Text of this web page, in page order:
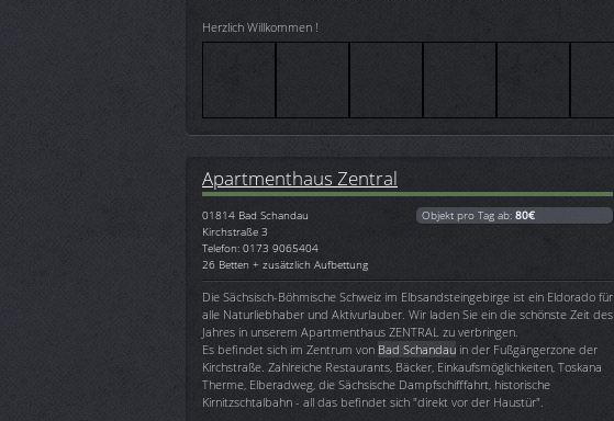
Herzlich Willkommen !
Apartmenthaus Zentral
01814 Bad Schandau
Kirchstraße 3
Telefon: 0173 9065404
26 Betten + zusätzlich Aufbettung
Objekt pro Tag ab: 80€
Die Sächsisch-Böhmische Schweiz im Elbsandsteingebirge ist ein Eldorado für
alle Naturliebhaber und Aktivurlauber. Wir laden Sie ein die schönste Zeit des
Jahres in unserem Apartmenthaus ZENTRAL zu verbringen.
Es befindet sich im Zentrum von Bad Schandau in der Fußgängerzone der
Kirchstraße. Zahlreiche Restaurants, Bäcker, Einkaufsmöglichkeiten, Toskana
Therme, Elberadweg, die Sächsische Dampfschifffahrt, historische
Kirnitzschtalbahn - all das befindet sich "direkt vor der Haustür".